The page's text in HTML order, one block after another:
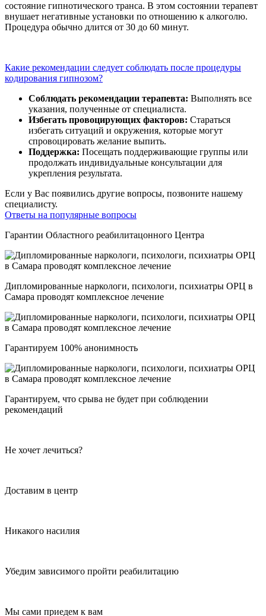
состояние гипнотического транса. В этом состоянии терапевт
внушает негативные установки по отношению к алкоголю.
Процедура обычно длится от 30 до 60 минут.
Какие рекомендации следует соблюдать после процедуры
кодирования гипнозом?
Соблюдать рекомендации терапевта: Выполнять все
указания, полученные от специалиста.
Избегать провоцирующих факторов: Стараться
избегать ситуаций и окружения, которые могут
спровоцировать желание выпить.
Поддержка: Посещать поддерживающие группы или
продолжать индивидуальные консультации для
укрепления результата.
Если у Вас появились другие вопросы, позвоните нашему
специалисту.
Ответы на популярные вопросы
Гарантии Областного реабилитацонного Центра
Дипломированные наркологи, психологи, психиатры ОРЦ в
Самара проводят комплексное лечение
Гарантируем 100% анонимность
Гарантируем, что срыва не будет при соблюдении
рекомендаций
Не хочет лечиться?
Доставим в центр
Никакого насилия
Убедим зависимого пройти реабилитацию
Мы сами приедем к вам